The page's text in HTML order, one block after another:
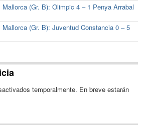
(Gr. B): Olimpic 4 – 1 Penya Arrabal
Mallorca (Gr. B): Juventud Constancia 0 – 5
temporalmente. En breve estarán